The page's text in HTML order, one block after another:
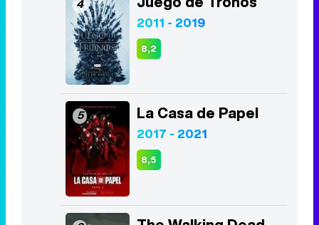
4
2011 - 2019
8,2
5 La Casa de Papel
2017 - 2021
8,5